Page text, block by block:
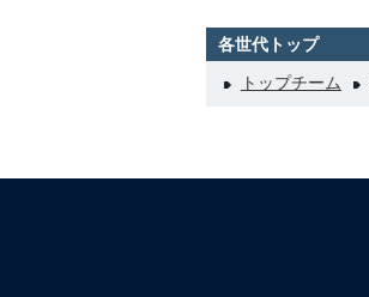
各世代トップ
トップチーム